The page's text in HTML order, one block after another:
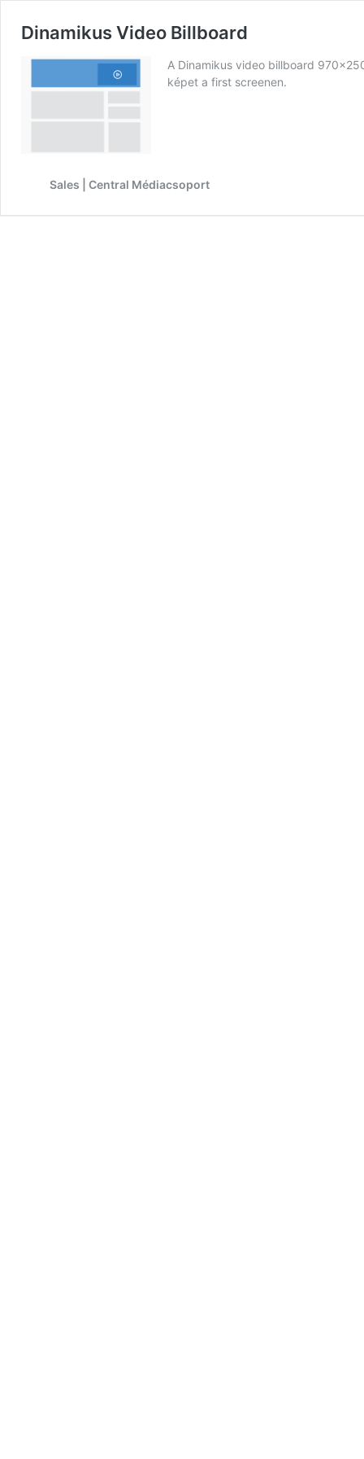
Dinamikus Video Billboard
A Dinamikus video billboard
képet a first screenen.
Sales | Central Médiacsoport